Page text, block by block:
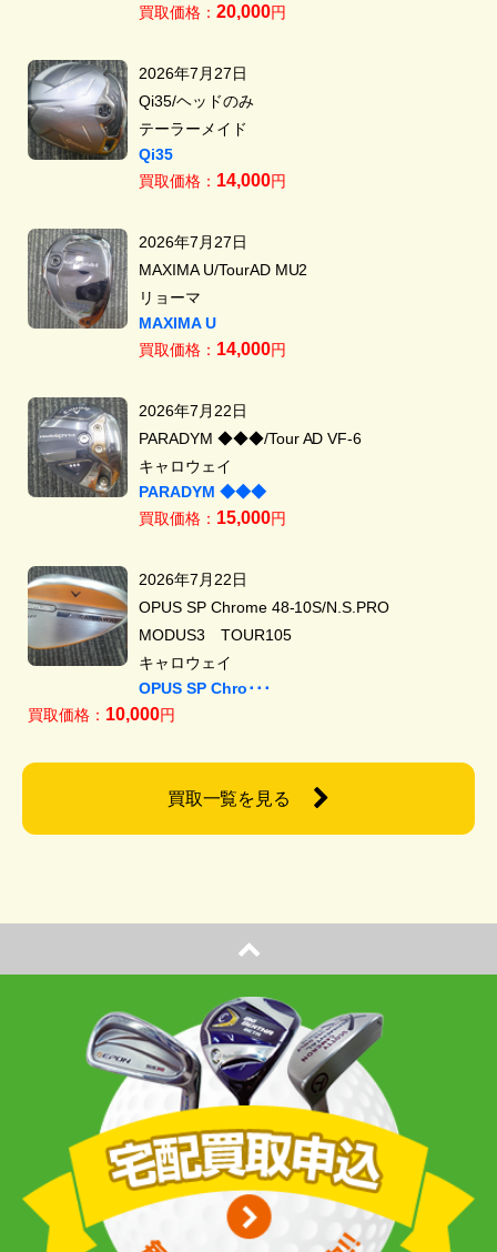
買取価格： 20,000円
2026年7月27日
Qi35/ヘッドのみ
テーラーメイド
Qi35
買取価格： 14,000円
2026年7月27日
MAXIMA U/TourAD MU2
リョーマ
MAXIMA U
買取価格： 14,000円
2026年7月22日
PARADYM ◆◆◆/Tour AD VF-6
キャロウェイ
PARADYM ◆◆◆
買取価格： 15,000円
2026年7月22日
OPUS SP Chrome 48-10S/N.S.PRO
MODUS3 TOUR105
キャロウェイ
OPUS SP Chro･･･
買取価格： 10,000円
買取一覧を見る